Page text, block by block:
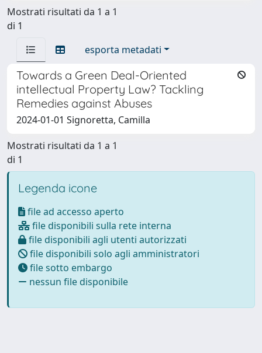
Mostrati risultati da 1 a 1
di 1
esporta metadati
Towards a Green Deal-Oriented
intellectual Property Law? Tackling
Remedies against Abuses
2024-01-01 Signoretta, Camilla
Mostrati risultati da 1 a 1
di 1
Legenda icone
file ad accesso aperto
file disponibili sulla rete interna
file disponibili agli utenti autorizzati
file disponibili solo agli amministratori
file sotto embargo
nessun file disponibile